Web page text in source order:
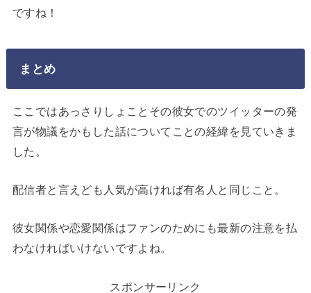
ですね！
まとめ
ここではあっさりしょことその彼女でのツイッターの発
言が物議をかもした話についてことの経緯を見ていきま
した。
配信者と言えども人気が高ければ有名人と同じこと。
彼女関係や恋愛関係はファンのためにも最新の注意を払
わなければいけないですよね。
スポンサーリンク